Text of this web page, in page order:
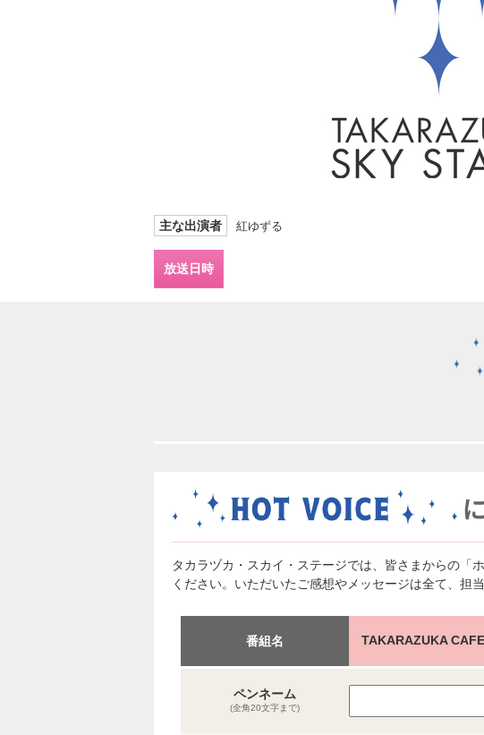
主な出演者 紅ゆずる
放送日時
タカラヅカ・スカイ・ステージでは、皆さまからの「
ください。いただいたご感想やメッセージは全て、担
番組名 TAKARAZUKA
ペンネーム
(全角20文字まで)